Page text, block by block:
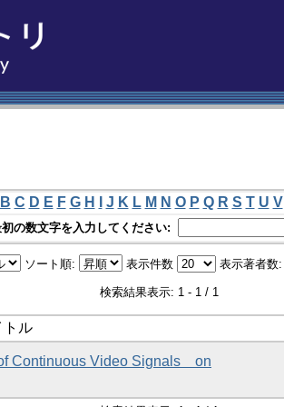
B C D E F G H J K L M N O P Q R S T U V
の数文字を入力してください:
ソート順: 表示件数 表示著者数:
検索結果表示: 1 - 1 / 1
トル
Continuous Video Signals on